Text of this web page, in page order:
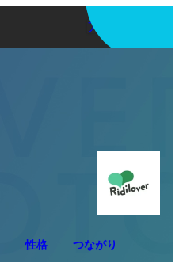
アプリを使う
性格 つながり